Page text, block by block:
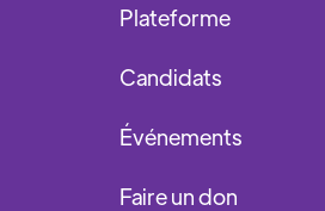
Plateforme
Candidats
Événements
Faire un don